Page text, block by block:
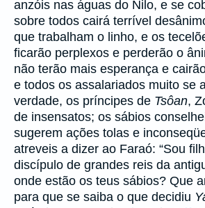
anzóis nas águas do Nilo, e se
sobre todos cairá terrível
que trabalham o linho, e os
ficarão perplexos e perderão o
não terão mais esperança e
e todos os assalariados muito se
verdade, os príncipes de Tsôan,
de insensatos; os sábios
sugerem ações tolas e
atreveis a dizer ao Faraó: “Sou
discípulo de grandes reis da
onde estão os teus sábios? Que
para que se saiba o que decidiu